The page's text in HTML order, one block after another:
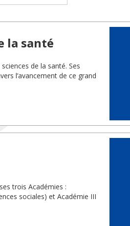
la santé
de la santé. Ses
l’avancement de ce grand
trois Académies :
sociales) et Académie III